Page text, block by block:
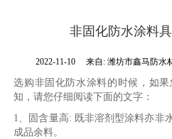
非固化防水涂料
2022-11-10 来自:潍坊市鑫马防水
选购非固化防水涂料的时候，如
知，请您仔细阅读下面的文字：
1、固含量高: 既非溶剂型涂料亦非
成品余料。